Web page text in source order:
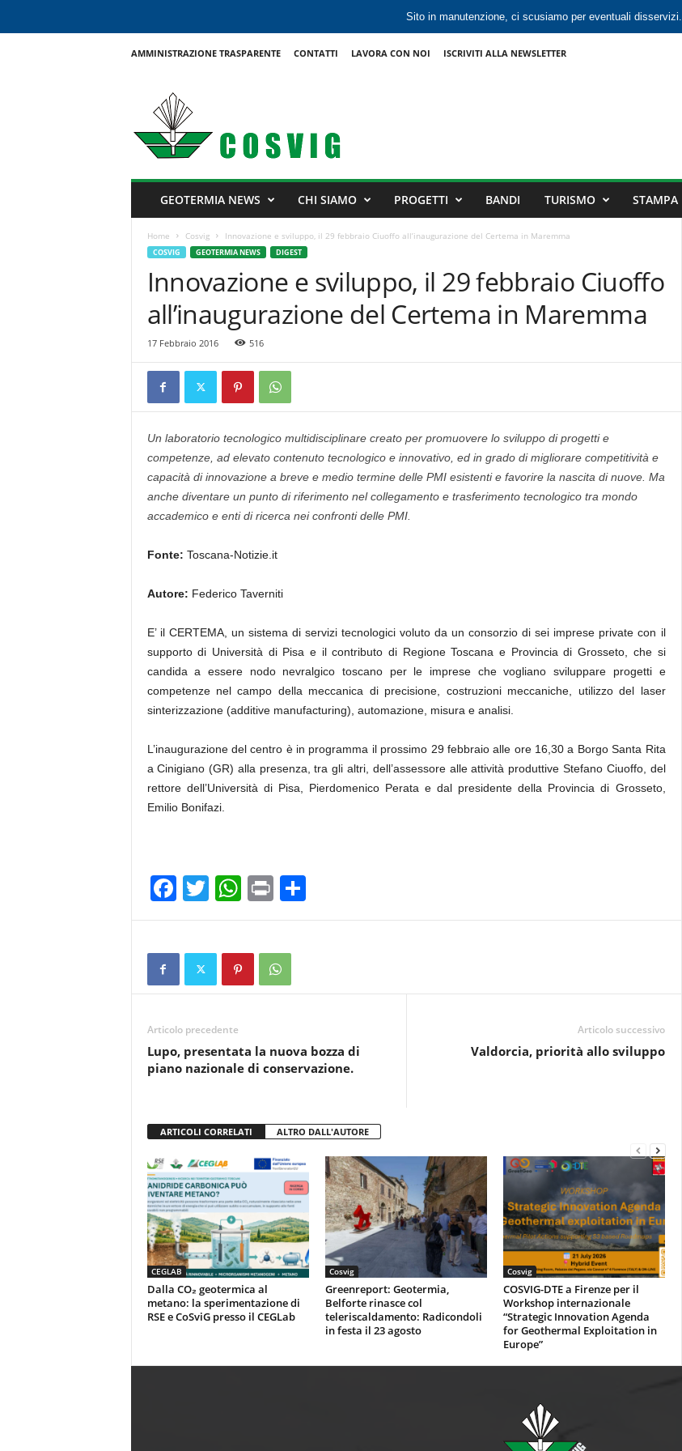
Sito in manutenzione, ci scusiamo per eventuali disservizi.
AMMINISTRAZIONE TRASPARENTE CONTATTI LAVORA CON NOI ISCRIVITI ALLA NEWSLETTER
GEOTERMIA NEWS CHI SIAMO PROGETTI BANDI TURISMO STAMPA
Home Cosvig Innovazione e sviluppo, il 29 febbraio Ciuoffo all’inaugurazione del Certema in Maremma
COSVIG GEOTERMIA NEWS DIGEST
Innovazione e sviluppo, il 29 febbraio Ciuoffo
all’inaugurazione del Certema in Maremma
17 Febbraio 2016 516
Un laboratorio tecnologico multidisciplinare creato per promuovere lo sviluppo di progetti e
competenze, ad elevato contenuto tecnologico e innovativo, ed in grado di migliorare competitività e
capacità di innovazione a breve e medio termine delle PMI esistenti e favorire la nascita di nuove. Ma
anche diventare un punto di riferimento nel collegamento e trasferimento tecnologico tra mondo
accademico e enti di ricerca nei confronti delle PMI.
Fonte: Toscana-Notizie.it
Autore: Federico Taverniti
E’ il CERTEMA, un sistema di servizi tecnologici voluto da un consorzio di sei imprese private con il
supporto di Università di Pisa e il contributo di Regione Toscana e Provincia di Grosseto, che si
candida a essere nodo nevralgico toscano per le imprese che vogliano sviluppare progetti e
competenze nel campo della meccanica di precisione, costruzioni meccaniche, utilizzo del laser
sinterizzazione (additive manufacturing), automazione, misura e analisi.
L’inaugurazione del centro è in programma il prossimo 29 febbraio alle ore 16,30 a Borgo Santa Rita
a Cinigiano (GR) alla presenza, tra gli altri, dell’assessore alle attività produttive Stefano Ciuoffo, del
rettore dell’Università di Pisa, Pierdomenico Perata e dal presidente della Provincia di Grosseto,
Emilio Bonifazi.
F
a
b
o
k
T
wi
W
h
s
A
p
Pr
in o
vi
Articolo precedente
Lupo, presentata la nuova bozza di
piano nazionale di conservazione.
Articolo successivo
Valdorcia, priorità allo sviluppo
ARTICOLI CORRELATI ALTRO DALL'AUTORE
CEGLAB
Dalla CO₂ geotermica al
metano: la sperimentazione di
RSE e CoSviG presso il CEGLab
Cosvig
Greenreport: Geotermia,
Belforte rinasce col
teleriscaldamento: Radicondoli
in festa il 23 agosto
Cosvig
COSVIG-DTE a Firenze per il
Workshop internazionale
“Strategic Innovation Agenda
for Geothermal Exploitation in
Europe”